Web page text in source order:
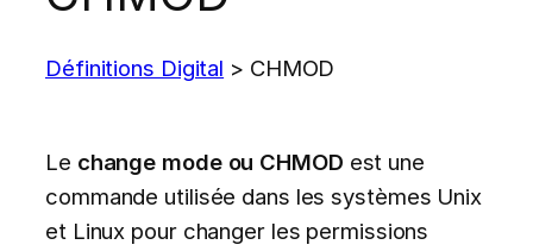
Définitions Digital > CHMOD
Le change mode ou CHMOD est une
commande utilisée dans les systèmes Unix
et Linux pour changer les permissions